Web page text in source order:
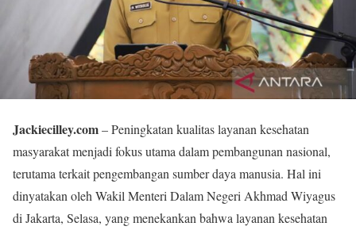
Jackiecilley.com– Peningkatan kualitas layanan kesehatan
masyarakat menjadi fokus utama dalam pembangunan nasional,
terutama terkait pengembangan sumber daya manusia. Hal ini
dinyatakan oleh Wakil Menteri Dalam Negeri Akhmad Wiyagus
di Jakarta, Selasa, yang menekankan bahwa layanan kesehatan